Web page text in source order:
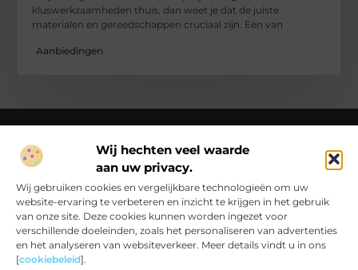
Wij hechten veel waarde
aan uw privacy.
Wij gebruiken cookies en vergelijkbare technologieën om uw
website-ervaring te verbeteren en inzicht te krijgen in het gebruik
van onze site. Deze cookies kunnen worden ingezet voor
verschillende doeleinden, zoals het personaliseren van advertenties
en het analyseren van websiteverkeer. Meer details vindt u in ons
[cookiebeleid].
kluswerkzaamheden thuis, dan weet je dat de juiste
materialen en gereedschappen cruciaal zijn. Een van
Aanbiedingen
Over Ck Producties
Ckproducties.nl – Verhalen die het dagelijks leven kleur
geven.
Ontdek, lees en laat je inspireren door een wereld vol
inzichten en ideeën!
Bericht categorie